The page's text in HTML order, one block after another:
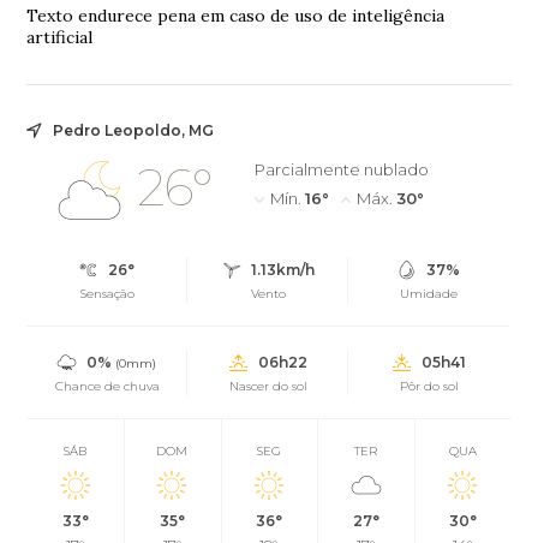
Texto endurece pena em caso de uso de inteligência
artificial
Pedro Leopoldo, MG
26°
Parcialmente nublado
Mín. 16° Máx. 30°
26°
Sensação
1.13km/h
Vento
37%
Umidade
0% (0mm)
Chance de chuva
06h22
Nascer do sol
05h41
Pôr do sol
SÁB
33°
DOM
35°
SEG
36°
TER
27°
QUA
30°